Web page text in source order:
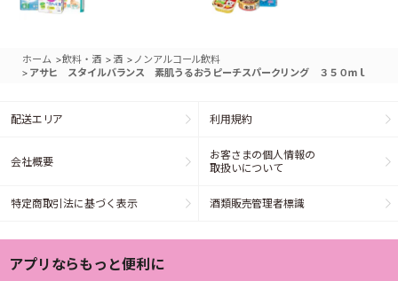
ホーム >飲料・酒 > 酒 > ノンアルコール飲料
> アサヒ スタイルバランス 素肌うるおうピーチスパークリング ３５０ｍｌ
配送エリア 利用規約
会社概要
お客さまの個人情報の
取扱いについて
特定商取引法に基づく表示 酒類販売管理者標識
アプリならもっと便利に